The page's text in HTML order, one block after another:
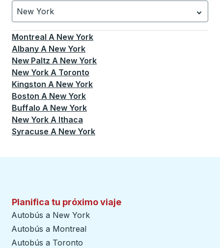
New York
Currently selected: New York.La selección está
Montreal A New York
Albany A New York
New Paltz A New York
New York A Toronto
Kingston A New York
Boston A New York
Buffalo A New York
New York A Ithaca
Syracuse A New York
Planifica tu próximo viaje
Autobús a New York
Autobús a Montreal
Autobús a Toronto